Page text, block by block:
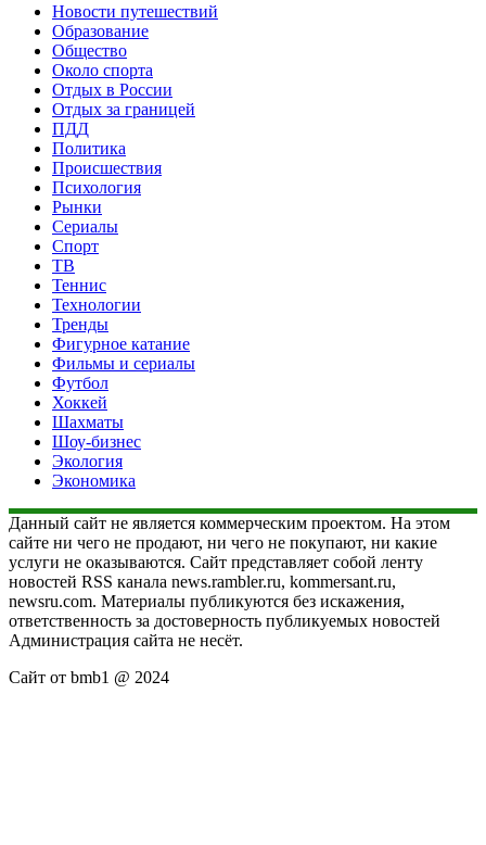
Новости путешествий
Образование
Общество
Около спорта
Отдых в России
Отдых за границей
ПДД
Политика
Происшествия
Психология
Рынки
Сериалы
Спорт
ТВ
Теннис
Технологии
Тренды
Фигурное катание
Фильмы и сериалы
Футбол
Хоккей
Шахматы
Шоу-бизнес
Экология
Экономика
Данный сайт не является коммерческим проектом. На этом
сайте ни чего не продают, ни чего не покупают, ни какие
услуги не оказываются. Сайт представляет собой ленту
новостей RSS канала news.rambler.ru, kommersant.ru,
newsru.com. Материалы публикуются без искажения,
ответственность за достоверность публикуемых новостей
Администрация сайта не несёт.
Сайт от bmb1 @ 2024